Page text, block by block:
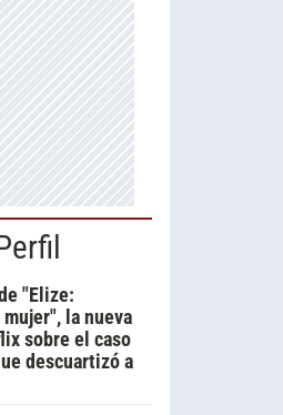
"Elize:
la nueva
sobre el caso
descuartizó a